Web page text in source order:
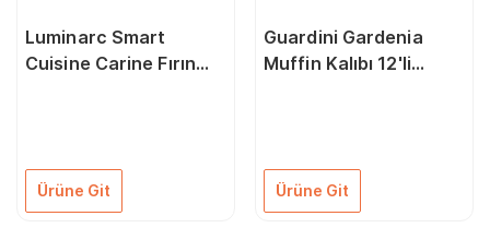
Luminarc Smart
Cuisine Carine Fırın
Ürüne Git
Guardini Gardenia
Muffin Kalıbı 12'li
Ürüne Git